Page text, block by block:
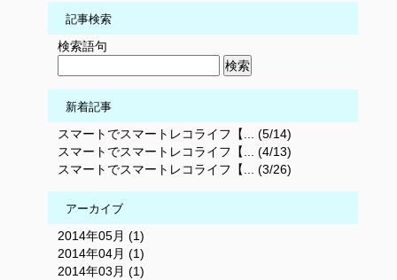
記事検索
検索語句
新着記事
スマートでスマートレコライフ【... (5/14)
スマートでスマートレコライフ【... (4/13)
スマートでスマートレコライフ【... (3/26)
アーカイブ
2014年05月 (1)
2014年04月 (1)
2014年03月 (1)